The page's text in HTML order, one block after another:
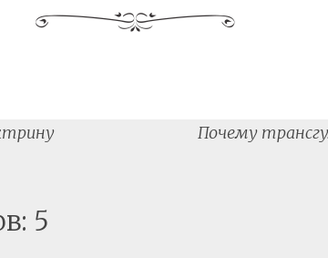
Почему
5